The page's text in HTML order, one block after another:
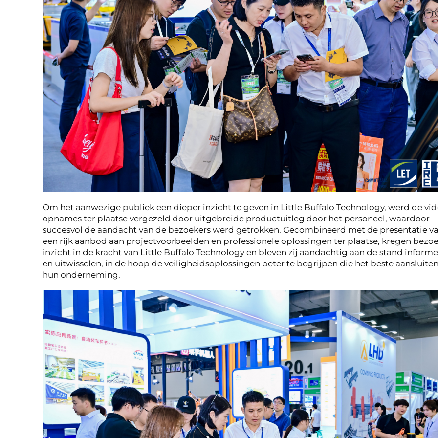
Om het aanwezige publiek een dieper inzicht te geven in Little Buffalo Technology, werd de
opnames ter plaatse vergezeld door uitgebreide productuitleg door het personeel, waardoor
succesvol de aandacht van de bezoekers werd getrokken. Gecombineerd met de presentatie
een rijk aanbod aan projectvoorbeelden en professionele oplossingen ter plaatse, kregen
inzicht in de kracht van Little Buffalo Technology en bleven zij aandachtig aan de stand
en uitwisselen, in de hoop de veiligheidsoplossingen beter te begrijpen die het beste
hun onderneming.